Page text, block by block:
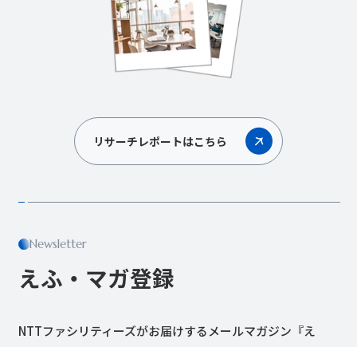
リサーチレポートはこちら
Newsletter
えふ・マガ登録
NTTファシリティーズがお届けするメールマガジン『え